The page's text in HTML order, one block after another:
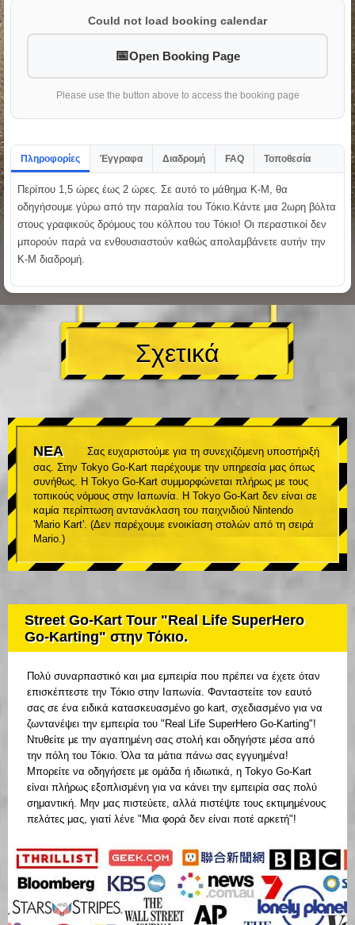
Could not load booking calendar
Open Booking Page
Please use the button above to access the booking page
Πληροφορίες Έγγραφα Διαδρομή FAQ Τοποθεσία
Περίπου 1,5 ώρες έως 2 ώρες. Σε αυτό το μάθημα K-M, θα
οδηγήσουμε γύρω από την παραλία του Τόκιο.Κάντε μια 2ωρη βόλτα
στους γραφικούς δρόμους του κόλπου του Τόκιο! Οι περαστικοί δεν
μπορούν παρά να ενθουσιαστούν καθώς απολαμβάνετε αυτήν την
K-M διαδρομή.
Σχετικά
ΝΕΑ
Σας ευχαριστούμε για τη συνεχιζόμενη υποστήριξή
σας. Στην Tokyo Go-Kart παρέχουμε την υπηρεσία μας όπως
συνήθως. Η Tokyo Go-Kart συμμορφώνεται πλήρως με τους
τοπικούς νόμους στην Ιαπωνία. Η Tokyo Go-Kart δεν είναι σε
καμία περίπτωση αντανάκλαση του παιχνιδιού Nintendo
'Mario Kart'. (Δεν παρέχουμε ενοικίαση στολών από τη σειρά
Mario.)
Street Go-Kart Tour "Real Life SuperHero
Go-Karting" στην Τόκιο.
Πολύ συναρπαστικό και μια εμπειρία που πρέπει να έχετε όταν
επισκέπτεστε την Τόκιο στην Ιαπωνία. Φανταστείτε τον εαυτό
σας σε ένα ειδικά κατασκευασμένο go kart, σχεδιασμένο για να
ζωντανέψει την εμπειρία του "Real Life SuperHero Go-Karting"!
Ντυθείτε με την αγαπημένη σας στολή και οδηγήστε μέσα από
την πόλη του Τόκιο. Όλα τα μάτια πάνω σας εγγυημένα!
Μπορείτε να οδηγήσετε με ομάδα ή ιδιωτικά, η Tokyo Go-Kart
είναι πλήρως εξοπλισμένη για να κάνει την εμπειρία σας πολύ
σημαντική. Μην μας πιστεύετε, αλλά πιστέψτε τους εκτιμημένους
πελάτες μας, γιατί λένε "Μια φορά δεν είναι ποτέ αρκετή"!